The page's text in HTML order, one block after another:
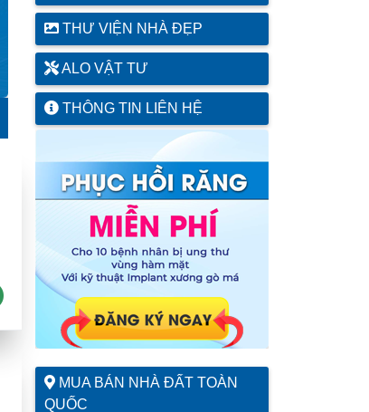
THƯ VIỆN NHÀ ĐẸP
ALO VẬT TƯ
THÔNG TIN LIÊN HỆ
MUA BÁN NHÀ ĐẤT TOÀN
QUỐC